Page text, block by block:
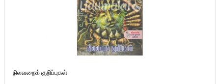
நிலவறைக் குறிப்புகள்